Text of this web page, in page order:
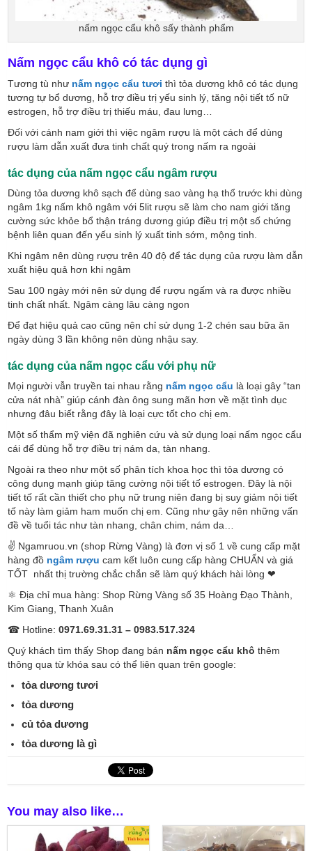
nấm ngọc cẩu khô sấy thành phẩm
Nấm ngọc cẩu khô có tác dụng gì
Tương tù như nấm ngọc cẩu tươi thì tỏa dương khô có tác dụng
tương tự bổ dương, hỗ trợ điều trị yếu sinh lý, tăng nội tiết tố nữ
estrogen, hỗ trợ điều trị thiếu máu, đau lưng…
Đối với cánh nam giới thì việc ngâm rượu là một cách để dùng
rượu làm dẫn xuất đưa tinh chất quý trong nấm ra ngoài
tác dụng của nấm ngọc cẩu ngâm rượu
Dùng tỏa dương khô sạch để dùng sao vàng hạ thổ trước khi dùng
ngâm 1kg nấm khô ngâm với 5lit rượu sẽ làm cho nam giới tăng
cường sức khỏe bổ thận tráng dương giúp điều trị một số chứng
bệnh liên quan đến yếu sinh lý xuất tinh sớm, mộng tinh.
Khi ngâm nên dùng rượu trên 40 độ để tác dụng của rượu làm dẫn
xuất hiệu quả hơn khi ngâm
Sau 100 ngày mới nên sử dụng để rượu ngấm và ra được nhiều
tinh chất nhất. Ngâm càng lâu càng ngon
Để đạt hiệu quả cao cũng nên chỉ sử dụng 1-2 chén sau bữa ăn
ngày dùng 3 lần không nên dùng nhậu say.
tác dụng của nấm ngọc cẩu với phụ nữ
Mọi người vẫn truyền tai nhau rằng nấm ngọc cẩu là loại gây “tan
cửa nát nhà” giúp cánh đàn ông sung mãn hơn về mặt tình dục
nhưng đâu biết rằng đây là loại cực tốt cho chị em.
Một số thẩm mỹ viện đã nghiên cứu và sử dụng loại nấm ngọc cẩu
cái để dùng hỗ trợ điều trị nám da, tàn nhang.
Ngoài ra theo như một số phân tích khoa học thì tỏa dương có
công dụng mạnh giúp tăng cường nội tiết tố estrogen. Đây là nội
tiết tố rất cần thiết cho phụ nữ trung niên đang bị suy giảm nội tiết
tố này làm giảm ham muốn chị em. Cũng như gây nên những vấn
đề về tuổi tác như tàn nhang, chân chim, nám da…
✌ Ngamruou.vn (shop Rừng Vàng) là đơn vị số 1 về cung cấp mặt
hàng đồ ngâm rượu cam kết luôn cung cấp hàng CHUẨN và giá
TỐT nhất thị trường chắc chắn sẽ làm quý khách hài lòng ❤
⚛ Địa chỉ mua hàng: Shop Rừng Vàng số 35 Hoàng Đạo Thành,
Kim Giang, Thanh Xuân
☎ Hotline: 0971.69.31.31 – 0983.517.324
Quý khách tìm thấy Shop đang bán nấm ngọc cẩu khô thêm
thông qua từ khóa sau có thể liên quan trên google:
tỏa dương tươi
tỏa dương
củ tỏa dương
tỏa dương là gì
You may also like…